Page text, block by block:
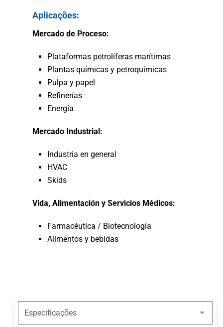
Aplicações:
Mercado de Proceso:
Plataformas petrolíferas marítimas
Plantas químicas y petroquímicas
Pulpa y papel
Refinerías
Energía
Mercado Industrial:
Industria en general
HVAC
Skids
Vida, Alimentación y Servicios Médicos:
Farmacéutica / Biotecnología
Alimentos y bebidas